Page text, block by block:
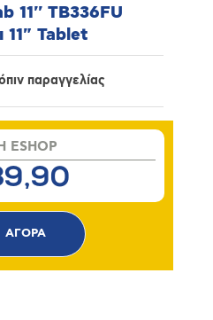
11'' TB336FU
11" Tablet
παραγγελίας
ESHOP